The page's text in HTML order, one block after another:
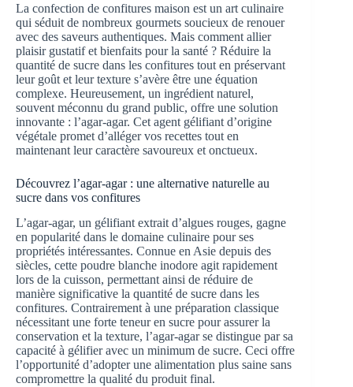
La confection de confitures maison est un art culinaire
qui séduit de nombreux gourmets soucieux de renouer
avec des saveurs authentiques. Mais comment allier
plaisir gustatif et bienfaits pour la santé ? Réduire la
quantité de sucre dans les confitures tout en préservant
leur goût et leur texture s’avère être une équation
complexe. Heureusement, un ingrédient naturel,
souvent méconnu du grand public, offre une solution
innovante : l’agar-agar. Cet agent gélifiant d’origine
végétale promet d’alléger vos recettes tout en
maintenant leur caractère savoureux et onctueux.
Découvrez l’agar-agar : une alternative naturelle au
sucre dans vos confitures
L’agar-agar, un gélifiant extrait d’algues rouges, gagne
en popularité dans le domaine culinaire pour ses
propriétés intéressantes. Connue en Asie depuis des
siècles, cette poudre blanche inodore agit rapidement
lors de la cuisson, permettant ainsi de réduire de
manière significative la quantité de sucre dans les
confitures. Contrairement à une préparation classique
nécessitant une forte teneur en sucre pour assurer la
conservation et la texture, l’agar-agar se distingue par sa
capacité à gélifier avec un minimum de sucre. Ceci offre
l’opportunité d’adopter une alimentation plus saine sans
compromettre la qualité du produit final.